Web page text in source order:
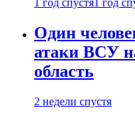
1 год спустя 1 год
Один
атаки ВСУ
область
2 недели спустя